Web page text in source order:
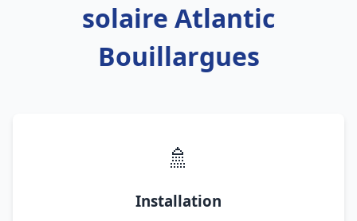
solaire Atlantic
Bouillargues
🚿
Installation